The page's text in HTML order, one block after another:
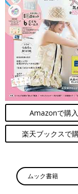
Amazonで購入
楽天ブックスで
ムック書籍